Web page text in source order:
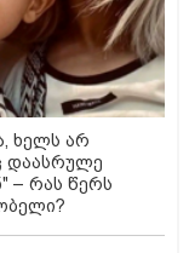
ხელს არ
დაასრულე
– რას წერს